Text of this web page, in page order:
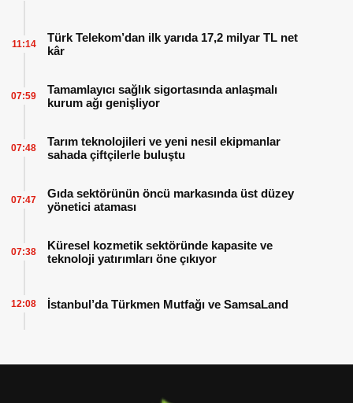
Türk Telekom’dan ilk yarıda 17,2 milyar TL net
kâr
11:14
Tamamlayıcı sağlık sigortasında anlaşmalı
kurum ağı genişliyor
07:59
Tarım teknolojileri ve yeni nesil ekipmanlar
sahada çiftçilerle buluştu
07:48
Gıda sektörünün öncü markasında üst düzey
yönetici ataması
07:47
Küresel kozmetik sektöründe kapasite ve
teknoloji yatırımları öne çıkıyor
07:38
İstanbul’da Türkmen Mutfağı ve SamsaLand
12:08